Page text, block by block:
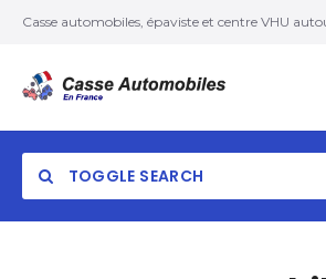
Casse automobiles, épaviste et centre VHU
TOGGLE SEARCH